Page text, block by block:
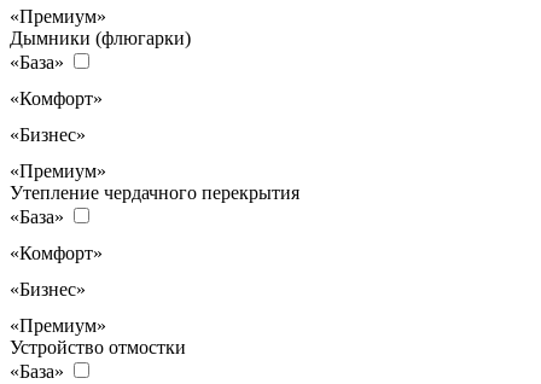
«Премиум»
Дымники (флюгарки)
«База»
«Комфорт»
«Бизнес»
«Премиум»
Утепление чердачного перекрытия
«База»
«Комфорт»
«Бизнес»
«Премиум»
Устройство отмостки
«База»